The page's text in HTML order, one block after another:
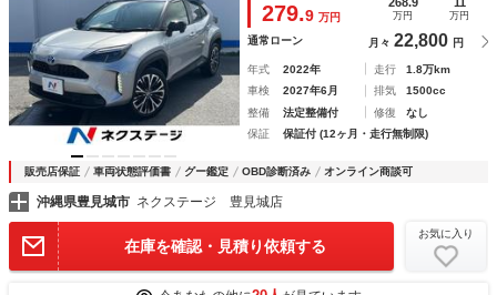
279.9 万円 万円 万円
通常ローン 月々 22,800 円
年式 2022年 走行
1.8万km
車検
2027年6月 排気
1500cc
整備
法定整備付 修復
なし
保証
保証付 (12ヶ月・走行無制限)
販売店保証 車両状態評価書 グー鑑定 OBD診断済み オンライン商談可
沖縄県豊見城市 ネクステージ 豊見城店
在庫を確認・見積り依頼する
お気に入り